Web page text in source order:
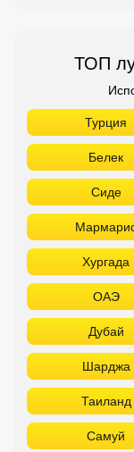
ТОП
Турция
Белек
Сиде
Хургада
ОАЭ
Дубай
Шарджа
Таиланд
Самуй